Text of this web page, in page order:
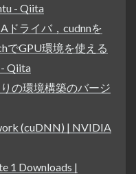
- Qiita
ドライバ，cudnnを
でGPU環境を使える
Qiita
の環境構築のバージ
(cuDNN) | NVIDIA
1 Downloads |